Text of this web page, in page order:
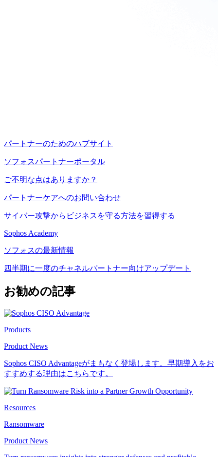
パートナーのためのハブサイト
ソフォスパートナーポータル
ご不明な点はありますか？
パートナーケアへのお問い合わせ
サイバー攻撃からビジネスを守る方法を習得する
Sophos Academy
ソフォスの最新情報
四半期に一度のチャネルパートナー向けアップデート
お勧めの記事
Products
Product News
Sophos CISO Advantageがまもなく登場します。早期導入をお
すすめする理由はこちらです。
Resources
Ransomware
Product News